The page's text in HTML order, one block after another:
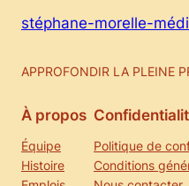
stéphane-morelle-
APPROFONDIR LA PLEINE
À propos
Équipe
Histoire
Politique de
Conditions